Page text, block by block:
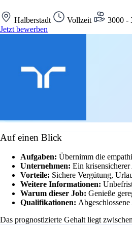
Halberstadt Vollzeit 3000 -
Jetzt bewerben
Auf einen Blick
Aufgaben: Übernimm die
Unternehmen: Ein
Vorteile: Sichere Vergütung,
Weitere Informationen:
Warum dieser Job: Genieße
Qualifikationen:
Das prognostizierte Gehalt liegt